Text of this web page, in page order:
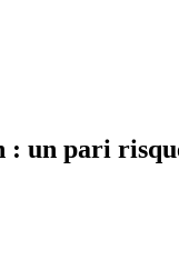
: un pari